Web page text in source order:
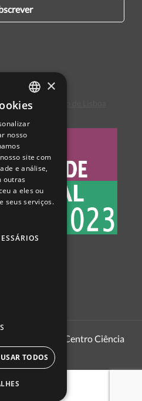
de Consumo de Lisboa
| Centro Ciência
PORTUGUESE
ENGLISH
SPANISH
×
nosso
site com
e análise,
outras
a eles ou
seus serviços.
TODOS